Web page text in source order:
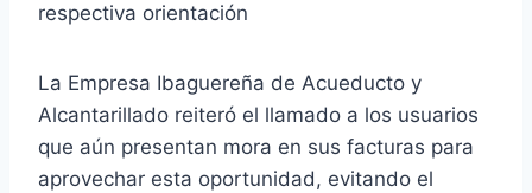
respectiva orientación
La Empresa Ibaguereña de Acueducto y
Alcantarillado reiteró el llamado a los usuarios
que aún presentan mora en sus facturas para
aprovechar esta oportunidad, evitando el